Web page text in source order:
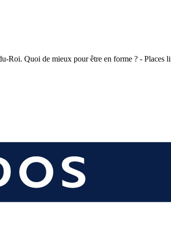
Roi. Quoi de mieux pour être en forme ? - Places